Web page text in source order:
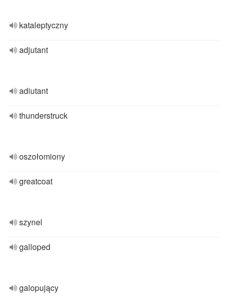
kataleptyczny
adjutant
adiutant
thunderstruck
oszołomiony
greatcoat
szynel
galloped
galopujący